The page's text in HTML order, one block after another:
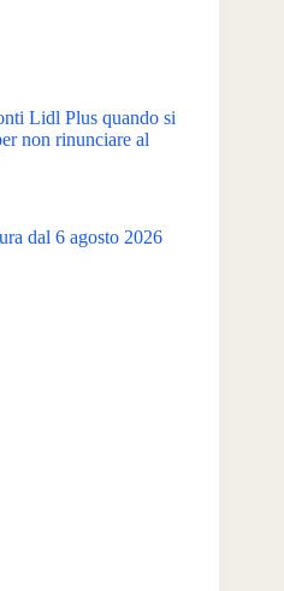
Lidl Plus quando si
non rinunciare al